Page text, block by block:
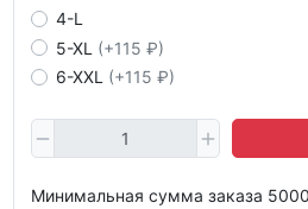
4-L
5-XL (+115 ₽)
6-XXL (+115 ₽)
Минимальная сумма заказа